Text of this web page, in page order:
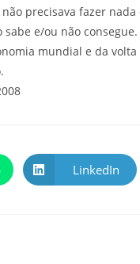
precisava fazer
e/ou não consegue.
mundial e da
LinkedIn